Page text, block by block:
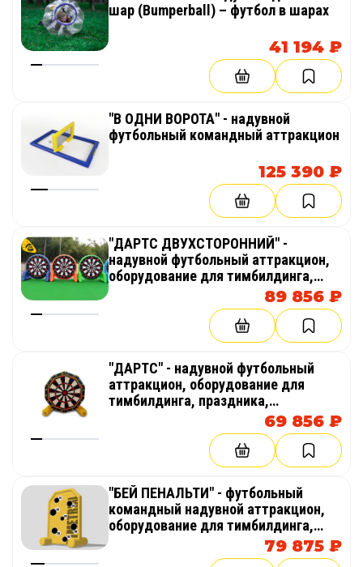
шар (Bumperball) – футбол в шарах
41 194 ₽
"В ОДНИ ВОРОТА" - надувной
футбольный командный аттракцион
125 390 ₽
"ДАРТС ДВУХСТОРОННИЙ" -
надувной футбольный аттракцион,
оборудование для тимбилдинга,
праздника, корпоратива,
соревнований, веселых стартов,
89 856 ₽
"ДАРТС" - надувной футбольный
аттракцион, оборудование для
тимбилдинга, праздника,
корпоратива, соревнований,
веселых стартов, эстафет
69 856 ₽
"БЕЙ ПЕНАЛЬТИ" - футбольный
командный надувной аттракцион,
оборудование для тимбилдинга,
праздника, корпоратива,
соревнований, веселых стартов,
79 875 ₽